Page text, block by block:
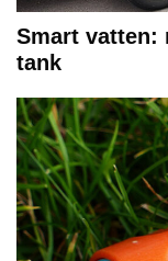
Smart vatten:
tank